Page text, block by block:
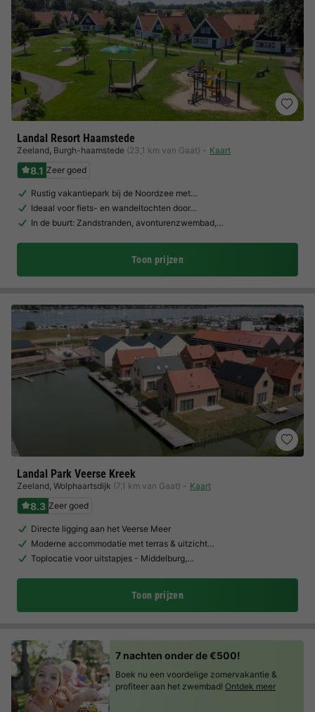
Landal Resort Haamstede
Zeeland, Burgh-haamstede (23,1 km van Gaat) Kaart
8.1 Zeer goed
Rustig vakantiepark bij de Noordzee met…
Ideaal voor fiets- en wandeltochten door…
In de buurt: Zandstranden, avonturenzwembad,…
Toon prijzen
Landal Park Veerse Kreek
Zeeland, Wolphaartsdijk (7,1 km van Gaat) Kaart
8.3 Zeer goed
Directe ligging aan het Veerse Meer
Moderne accommodatie met terras & uitzicht…
Toplocatie voor uitstapjes - Middelburg,…
Toon prijzen
7 nachten onder de €500!
Boek nu een voordelige zomervakantie &
profiteer aan het zwembad! Ontdek meer